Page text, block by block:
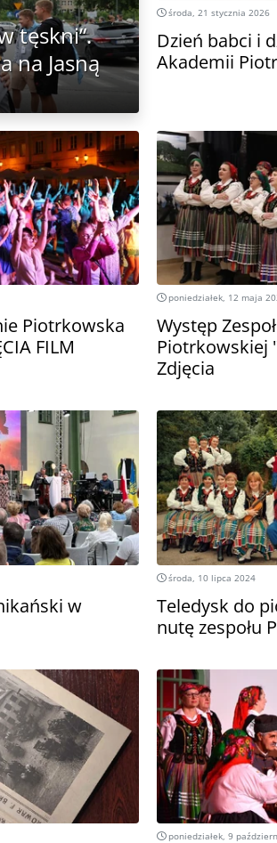
tęskni”.
na Jasną
środa, 21 stycznia 2026
Dzień babci i
Akademii
Piotrkowska
FILM
poniedziałek, 12 maja
Występ
Piotrkowskiej
Zdjęcia
w
środa, 10 lipca 2024
Teledysk do
nutę zespołu
poniedziałek, 9